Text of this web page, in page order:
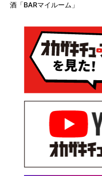
酒「BARマイルーム」